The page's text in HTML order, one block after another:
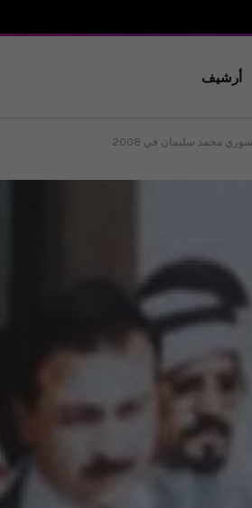
أرشيف
محمد سليمان في 2008